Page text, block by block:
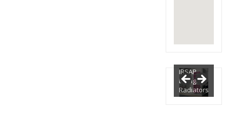
IRSAP
Design
Radiators